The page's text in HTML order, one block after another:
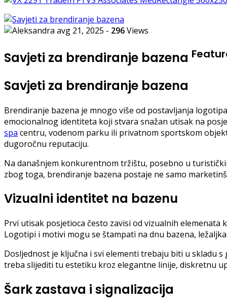
avg 21, 2025 - 296Views
Savjeti za brendiranje bazena
Savjeti za brendiranje bazena
Brendiranje bazena je mnogo više od postavljanja
emocionalnog identiteta koji stvara snažan utisak na
spa centru, vodenom parku ili privatnom sportskom
dugoročnu reputaciju.
Na današnjem konkurentnom tržištu, posebno u
zbog toga, brendiranje bazena postaje ne samo
Vizualni identitet na bazenu
Prvi utisak posjetioca često zavisi od vizualnih
Logotipi i motivi mogu se štampati na dnu bazena,
Dosljednost je ključna i svi elementi trebaju biti u skladu
treba slijediti tu estetiku kroz elegantne linije, diskretnu
Šark zastava i signalizacija